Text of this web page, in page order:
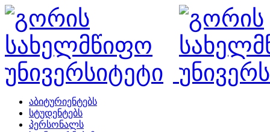
აბიტურიენტებს
სტუდენტებს
პერსონალს